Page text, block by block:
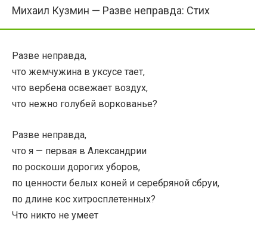
Михаил Кузмин — Разве неправда: Стих
Разве неправда,
что жемчужина в уксусе тает,
что вербена освежает воздух,
что нежно голубей воркованье?
Разве неправда,
что я — первая в Александрии
по роскоши дорогих уборов,
по ценности белых коней и серебряной сбруи,
по длине кос хитросплетенных?
Что никто не умеет